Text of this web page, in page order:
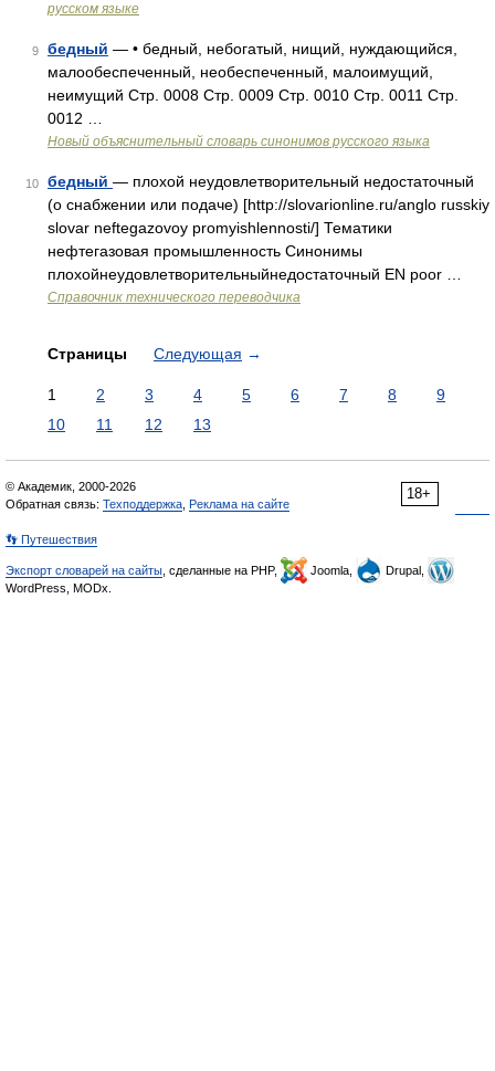
русском языке
9 бедный — • бедный, небогатый, нищий, нуждающийся,
малообеспеченный, необеспеченный, малоимущий,
неимущий Стр. 0008 Стр. 0009 Стр. 0010 Стр. 0011 Стр.
0012 …
Новый объяснительный словарь синонимов русского языка
10 бедный — плохой неудовлетворительный недостаточный
(о снабжении или подаче) [http://slovarionline.ru/anglo russkiy
slovar neftegazovoy promyishlennosti/] Тематики
нефтегазовая промышленность Синонимы
плохойнеудовлетворительныйнедостаточный EN poor …
Справочник технического переводчика
Страницы Следующая →
1 2 3 4 5 6 7 8
9
10
11 12 13
18+
© Академик, 2000-2026
Обратная связь: Техподдержка Реклама на сайте
👣 Путешествия
Экспорт словарей на сайты , сделанные на PHP, Joomla,
Drupal,
WordPress, MODx.